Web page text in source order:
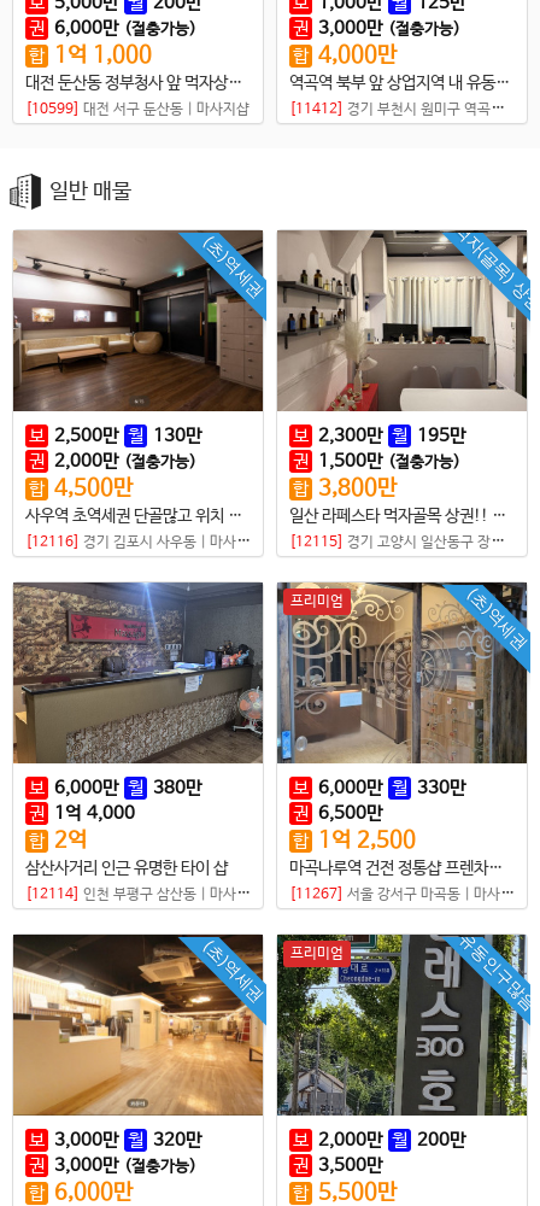
권 6,000만 (절충가능)
합 1 억 1,000
대전 둔산동 정부청사 앞 먹자상권 타이샵매매
[10599] 대전 서구 둔산동 마사지샵
권 3,000만 (절충가능)
합 4,000만
역곡역 북부 앞 상업지역 내 유동인구 많아 로드손님 있는 위치
[11412] 경기 부천시 원미구 역곡동
일반 매물
(초)역세권
보 2,500만 월 130만
권 2,000만 (절충가능)
합 4,500만
사우역 초역세권 단골많고 위치 좋은샵
[12116] 경기 김포시 사우동 마사지샵
먹자(골목)
보 2,300만 월 195만
권 1,500만 (절충가능)
합 3,800만
일산 라페스타 먹자골목 상권!! 몸만 오셔도 바로 일 가능한 스웨디시샵
[12115] 경기 고양시 일산동구 장항동
보 6,000만 월 380만
권 1 억 4,000
합 2억
삼산사거리 인근 유명한 타이 샵
[12114] 인천 부평구 삼산동 마사지샵
(초)역세권
프리미엄
보 6,000만 월 330만
권 6,500만
합 1 억 2,500
마곡나루역 건전 정통샵 프렌차이즈점
[11267] 서울 강서구 마곡동 마사지샵
(초)역세권
보 3,000만 월 320만
권 3,000만 (절충가능)
합 6,000만
유동인구많음
프리미엄
보 2,000만 월 200만
권 3,500만
합 5,500만